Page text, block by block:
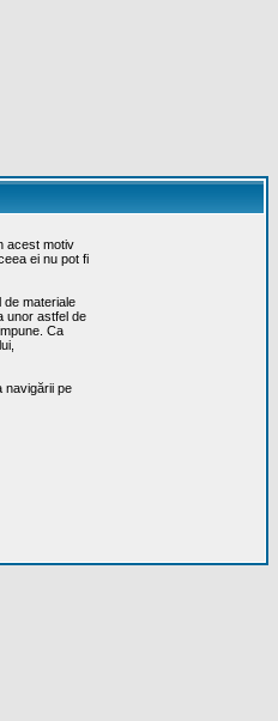
acest motiv
ei nu pot fi
de materiale
unor astfel de
Ca
navigării pe